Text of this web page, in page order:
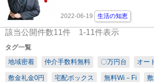
2022-06-19 生活の知恵
該当公開件数11件 1-11件表示
タグ一覧
地域密着
仲介手数料無料 〇万円台 オー
敷金礼金0円 宅配ボックス 無料Wi－Fi